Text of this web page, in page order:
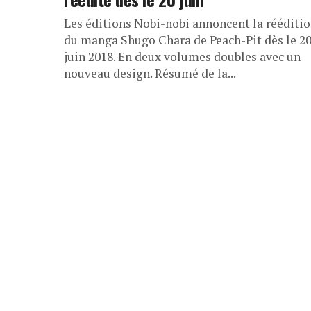
Les éditions Nobi-nobi annoncent la
du manga Shugo Chara de Peach-Pit dès le 20
juin 2018. En deux volumes doubles avec un
nouveau design. Résumé de la...